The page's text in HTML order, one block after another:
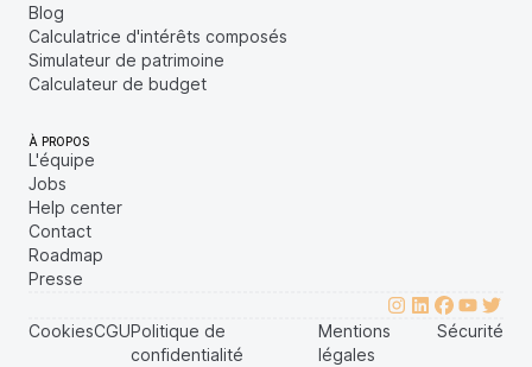
Blog
Calculatrice d'intérêts composés
Simulateur de patrimoine
Calculateur de budget
À PROPOS
L'équipe
Jobs
Help center
Contact
Roadmap
Presse
CookiesCGUPolitique de
confidentialité
Mentions
légales
Sécurité